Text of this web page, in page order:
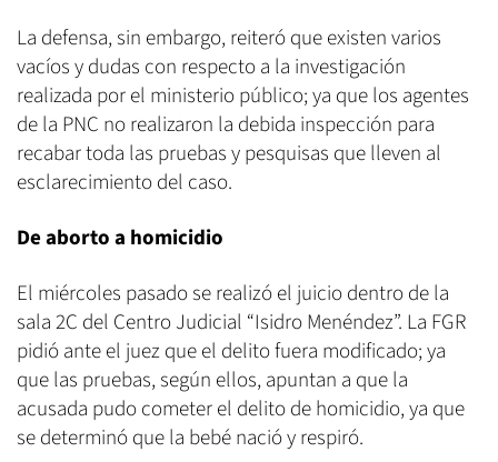
La defensa, sin embargo, reiteró que existen varios
vacíos y dudas con respecto a la investigación
realizada por el ministerio público; ya que los agentes
de la PNC no realizaron la debida inspección para
recabar toda las pruebas y pesquisas que lleven al
esclarecimiento del caso.
De aborto a homicidio
El miércoles pasado se realizó el juicio dentro de la
sala 2C del Centro Judicial “Isidro Menéndez”. La FGR
pidió ante el juez que el delito fuera modificado; ya
que las pruebas, según ellos, apuntan a que la
acusada pudo cometer el delito de homicidio, ya que
se determinó que la bebé nació y respiró.